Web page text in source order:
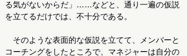
る気がないからだ」……などと、通り一遍の仮説
を立てるだけでは、不十分である。
そのような表面的な仮説を立てて、メンバーと
コーチングをしたところで、マネジャーは自分の